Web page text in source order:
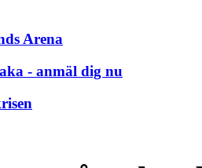
Arena
- anmäl dig nu